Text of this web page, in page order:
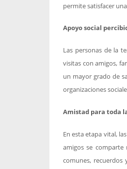
permite satisfacer
Apoyo social
Las personas de la
visitas con amigos,
un mayor grado de
organizaciones
Amistad para toda
En esta etapa vital,
amigos se comparte
comunes, recuerdos